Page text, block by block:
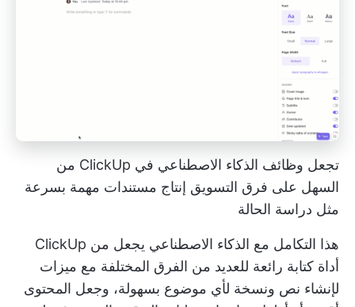
تجعل وظائف الذكاء الاصطناعي في ClickUp من
السهل على فرق التسويق إنتاج مستندات مهمة بسرعة
مثل دراسة الحالة
هذا التكامل مع الذكاء الاصطناعي يجعل من ClickUp
أداة كتابة رائعة للعديد من الفرق المختلفة مع ميزات
لإنشاء نص ونسخة لأي موضوع بسهولة، وجعل المحتوى